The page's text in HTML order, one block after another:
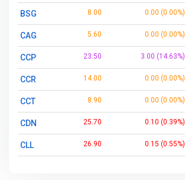
BSG 8.00 0.00 (0.00%)
CAG 5.60 0.00 (0.00%)
CCP 23.50 3.00 (14.63%)
CCR 14.00 0.00 (0.00%)
CCT 8.90 0.00 (0.00%)
CDN 25.70 0.10 (0.39%)
CLL 26.90 0.15 (0.55%)